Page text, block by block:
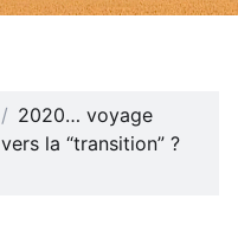
2020… voyage
vers la “transition” ?